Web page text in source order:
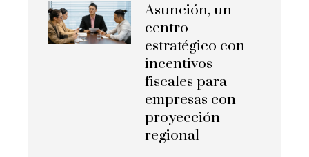
Asunción, un
centro
estratégico con
incentivos
fiscales para
empresas con
proyección
regional